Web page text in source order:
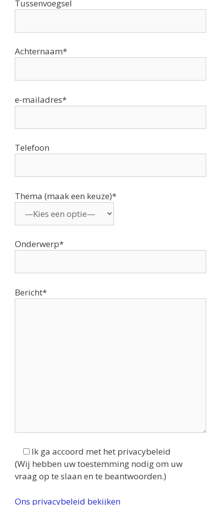
Tussenvoegsel
Achternaam*
e-mailadres*
Telefoon
Thema (maak een keuze)*
Onderwerp*
Bericht*
Ik ga accoord met het privacybeleid
(Wij hebben uw toestemming nodig om uw
vraag op te slaan en te beantwoorden.)
Ons privacybeleid bekijken